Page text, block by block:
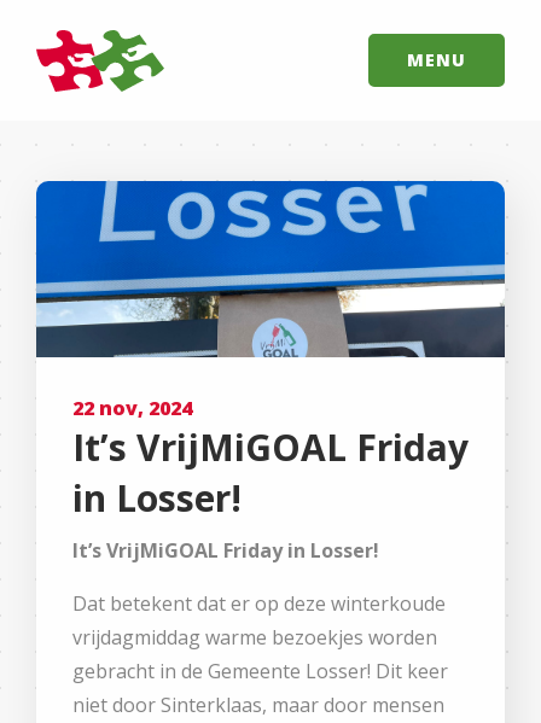
MENU
22 nov, 2024
It’s VrijMiGOAL Friday
in Losser!
It’s VrijMiGOAL Friday in Losser!
Dat betekent dat er op deze winterkoude
vrijdagmiddag warme bezoekjes worden
gebracht in de Gemeente Losser! Dit keer
niet door Sinterklaas, maar door mensen